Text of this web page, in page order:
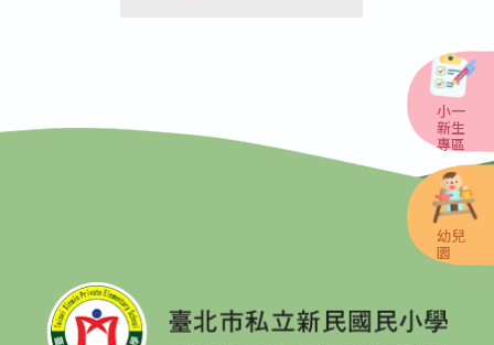
小一
新生
專區
幼兒
園